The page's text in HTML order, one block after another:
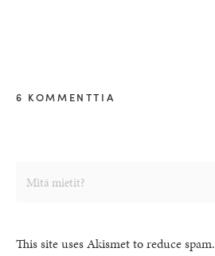
6 KOMMENTTIA
This site uses Akismet to reduce spam.